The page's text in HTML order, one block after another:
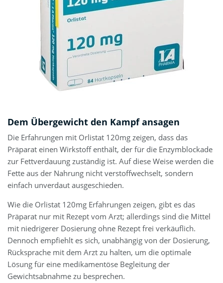
Dem Übergewicht den Kampf ansagen
Die Erfahrungen mit Orlistat 120mg zeigen, dass das
Präparat einen Wirkstoff enthält, der für die Enzymblockade
zur Fettverdauung zuständig ist. Auf diese Weise werden die
Fette aus der Nahrung nicht verstoffwechselt, sondern
einfach unverdaut ausgeschieden.
Wie die Orlistat 120mg Erfahrungen zeigen, gibt es das
Präparat nur mit Rezept vom Arzt; allerdings sind die Mittel
mit niedrigerer Dosierung ohne Rezept frei verkäuflich.
Dennoch empfiehlt es sich, unabhängig von der Dosierung,
Rücksprache mit dem Arzt zu halten, um die optimale
Lösung für eine medikamentöse Begleitung der
Gewichtsabnahme zu besprechen.